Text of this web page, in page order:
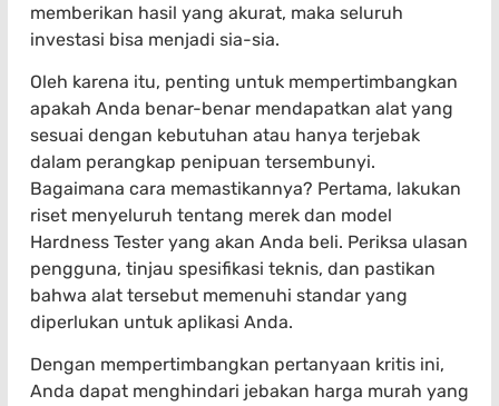
memberikan hasil yang akurat, maka seluruh
investasi bisa menjadi sia-sia.
Oleh karena itu, penting untuk mempertimbangkan
apakah Anda benar-benar mendapatkan alat yang
sesuai dengan kebutuhan atau hanya terjebak
dalam perangkap penipuan tersembunyi.
Bagaimana cara memastikannya? Pertama, lakukan
riset menyeluruh tentang merek dan model
Hardness Tester yang akan Anda beli. Periksa ulasan
pengguna, tinjau spesifikasi teknis, dan pastikan
bahwa alat tersebut memenuhi standar yang
diperlukan untuk aplikasi Anda.
Dengan mempertimbangkan pertanyaan kritis ini,
Anda dapat menghindari jebakan harga murah yang